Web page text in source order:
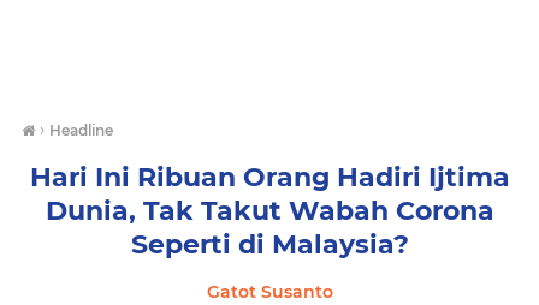
› Headline
Hari Ini Ribuan Orang Hadiri Ijtima
Dunia, Tak Takut Wabah Corona
Seperti di Malaysia?
Gatot Susanto